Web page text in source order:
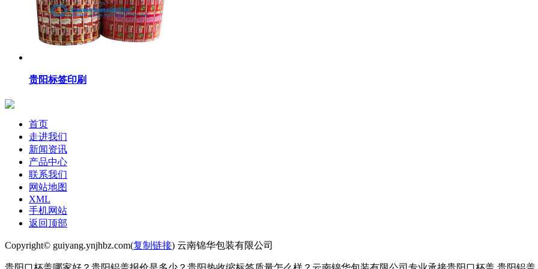
贵阳标签印刷
首页
走进我们
新闻资讯
产品中心
联系我们
网站地图
XML
手机网站
返回顶部
Copyright© guiyang.ynjhbz.com(复制链接) 云南锦华包装有限公司